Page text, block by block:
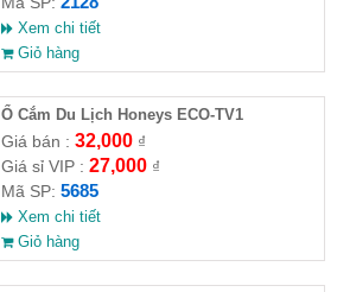
Xem chi tiết
Giỏ hàng
Ổ Cắm Du Lịch Honeys ECO-TV1
Giá bán : 32,000₫
Giá sỉ VIP : 27,000₫
Mã SP: 5685
Xem chi tiết
Giỏ hàng